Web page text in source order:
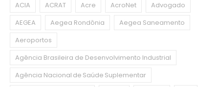
ACIA
ACRAT Acre AcroNet
Advogado
AEGEA
Aegea Rondônia
Aegea Saneamento
Aeroportos
Agência Brasileira de Desenvolvimento Industrial
Agência Nacional de Saúde Suplementar